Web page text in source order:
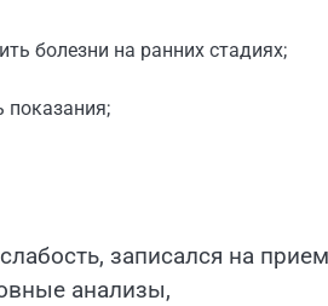
болезни на ранних стадиях;
показания;
записался на
анализы,